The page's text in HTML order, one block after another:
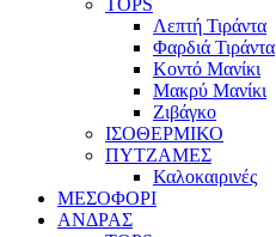
TOPS
Λεπτή Τιράντα
Φαρδιά Τιράντα
Κοντό Μανίκι
Μακρύ Μανίκι
Ζιβάγκο
ΙΣΟΘΕΡΜΙΚΟ
ΠΥΤΖΑΜΕΣ
Καλοκαιρινές
ΜΕΣΟΦΟΡΙ
ΑΝΔΡΑΣ